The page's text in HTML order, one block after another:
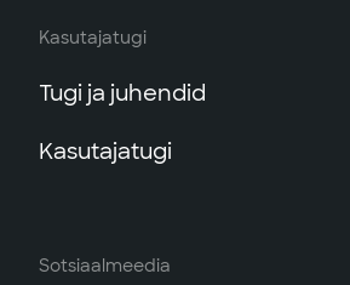
Kasutajatugi
Tugi ja juhendid
Kasutajatugi
Sotsiaalmeedia